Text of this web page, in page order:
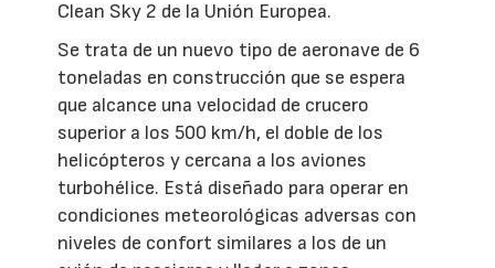
Clean Sky 2 de la Unión Europea.
Se trata de un nuevo tipo de aeronave de 6
toneladas en construcción que se espera
que alcance una velocidad de crucero
superior a los 500 km/h, el doble de los
helicópteros y cercana a los aviones
turbohélice. Está diseñado para operar en
condiciones meteorológicas adversas con
niveles de confort similares a los de un